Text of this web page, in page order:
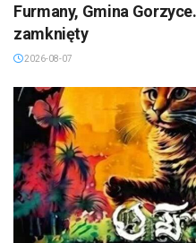
Furmany, Gmina
zamknięty
2026-08-07